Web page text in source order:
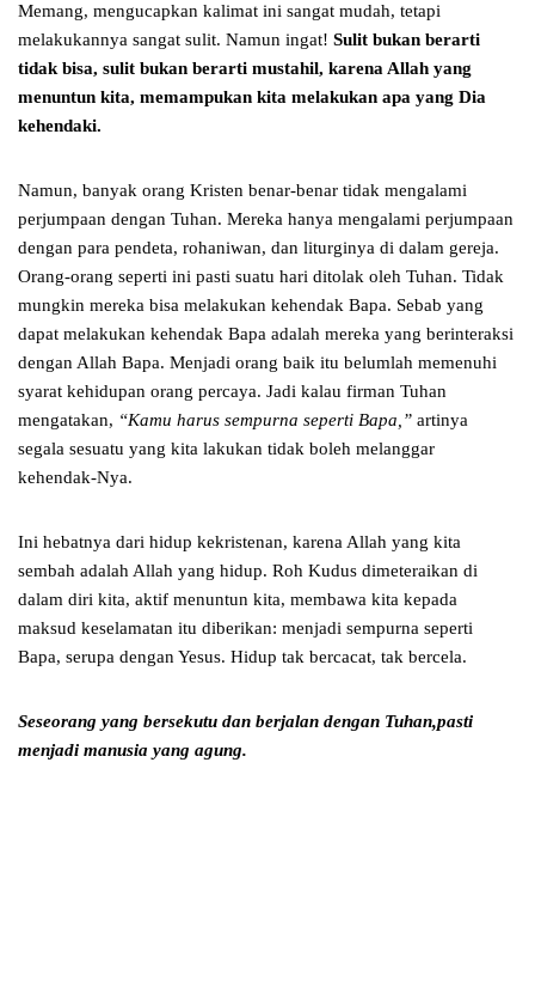
Memang, mengucapkan kalimat ini sangat mudah, tetapi
melakukannya sangat sulit. Namun ingat! Sulit bukan berarti
tidak bisa, sulit bukan berarti mustahil, karena Allah yang
menuntun kita, memampukan kita melakukan apa yang Dia
kehendaki.
Namun, banyak orang Kristen benar-benar tidak mengalami
perjumpaan dengan Tuhan. Mereka hanya mengalami perjumpaan
dengan para pendeta, rohaniwan, dan liturginya di dalam gereja.
Orang-orang seperti ini pasti suatu hari ditolak oleh Tuhan. Tidak
mungkin mereka bisa melakukan kehendak Bapa. Sebab yang
dapat melakukan kehendak Bapa adalah mereka yang berinteraksi
dengan Allah Bapa. Menjadi orang baik itu belumlah memenuhi
syarat kehidupan orang percaya. Jadi kalau firman Tuhan
mengatakan, “Kamu harus sempurna seperti Bapa,” artinya
segala sesuatu yang kita lakukan tidak boleh melanggar
kehendak-Nya.
Ini hebatnya dari hidup kekristenan, karena Allah yang kita
sembah adalah Allah yang hidup. Roh Kudus dimeteraikan di
dalam diri kita, aktif menuntun kita, membawa kita kepada
maksud keselamatan itu diberikan: menjadi sempurna seperti
Bapa, serupa dengan Yesus. Hidup tak bercacat, tak bercela.
Seseorang yang bersekutu dan berjalan dengan Tuhan,pasti
menjadi manusia yang agung.